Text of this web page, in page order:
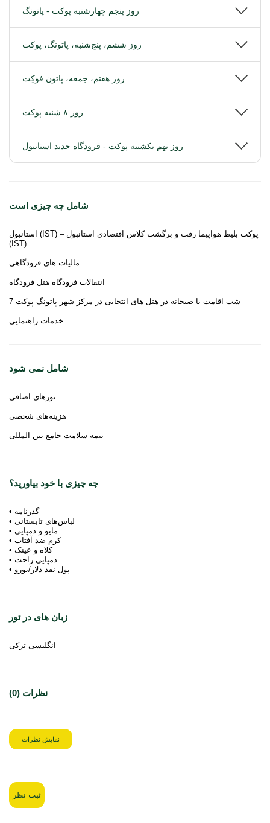
روز پنجم چهارشنبه پوکت - پاتونگ
روز ششم، پنج‌شنبه، پاتونگ، پوکت
روز هفتم، جمعه، پاتون فوكِت
روز ۸ شنبه پوکت
روز نهم یکشنبه پوکت - فرودگاه جدید استانبول
شامل چه چیزی است
استانبول (IST) – پوکت بلیط هواپیما رفت و برگشت کلاس اقتصادی استانبول
(IST)
مالیات های فرودگاهی
انتقالات فرودگاه هتل فرودگاه
7 شب اقامت با صبحانه در هتل های انتخابی در مرکز شهر پاتونگ پوکت
شامل نمی شود
تورهای اضافی
هزینه‌های شخصی
بیمه سلامت جامع بین المللی
چه چیزی با خود بیاورید؟
• گذرنامه
• لباس‌های تابستانی
• مایو و دمپایی
• کرم ضد آفتاب
• کلاه و عینک
• دمپایی راحت
• پول نقد دلار/یورو
زبان های در تور
انگلیسی ترکی
نظرات (0)
نمایش نظرات
ثبت نظر